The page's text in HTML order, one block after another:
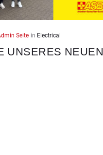
Seite in Electrical
UNSERES NEUEN